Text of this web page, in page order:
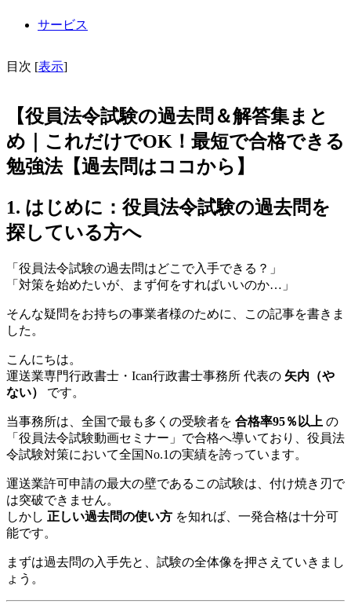
サービス
目次 [表示]
【役員法令試験の過去問＆解答集まと
め｜これだけでOK！最短で合格できる
勉強法【過去問はココから】
1. はじめに：役員法令試験の過去問を
探している方へ
「役員法令試験の過去問はどこで入手できる？」
「対策を始めたいが、まず何をすればいいのか…」
そんな疑問をお持ちの事業者様のために、この記事を書きま
した。
こんにちは。
運送業専門行政書士・Ican行政書士事務所 代表の 矢内（や
ない）
です。
当事務所は、全国で最も多くの受験者を 合格率95％以上 の
「役員法令試験動画セミナー」で合格へ導いており、役員法
令試験対策において全国No.1の実績を誇っています。
運送業許可申請の最大の壁であるこの試験は、付け焼き刃で
は突破できません。
しかし 正しい過去問の使い方 を知れば、一発合格は十分可
能です。
まずは過去問の入手先と、試験の全体像を押さえていきまし
ょう。